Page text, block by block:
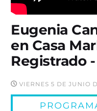
Eugenia
en Casa
Registrado
VIERNES 5 DE JUNIO